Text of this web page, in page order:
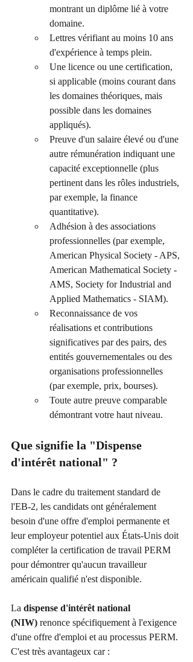
montrant un diplôme lié à votre
domaine.
Lettres vérifiant au moins 10 ans
d'expérience à temps plein.
Une licence ou une certification,
si applicable (moins courant dans
les domaines théoriques, mais
possible dans les domaines
appliqués).
Preuve d'un salaire élevé ou d'une
autre rémunération indiquant une
capacité exceptionnelle (plus
pertinent dans les rôles industriels,
par exemple, la finance
quantitative).
Adhésion à des associations
professionnelles (par exemple,
American Physical Society - APS,
American Mathematical Society -
AMS, Society for Industrial and
Applied Mathematics - SIAM).
Reconnaissance de vos
réalisations et contributions
significatives par des pairs, des
entités gouvernementales ou des
organisations professionnelles
(par exemple, prix, bourses).
Toute autre preuve comparable
démontrant votre haut niveau.
Que signifie la "Dispense
d'intérêt national" ?
Dans le cadre du traitement standard de
l'EB-2, les candidats ont généralement
besoin d'une offre d'emploi permanente et
leur employeur potentiel aux États-Unis doit
compléter la certification de travail PERM
pour démontrer qu'aucun travailleur
américain qualifié n'est disponible.
La dispense d'intérêt national
(NIW) renonce spécifiquement à l'exigence
d'une offre d'emploi et au processus PERM.
C'est très avantageux car :